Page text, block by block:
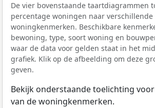
De vier bovenstaande taartdiagrammen
percentage woningen naar verschillende
woningkenmerken. Beschikbare
bewoning, type, soort woning en
waar de data voor gelden staat in het
grafiek. Klik op de afbeelding om deze
geven.
Bekijk onderstaande toelichting
van de woningkenmerken.